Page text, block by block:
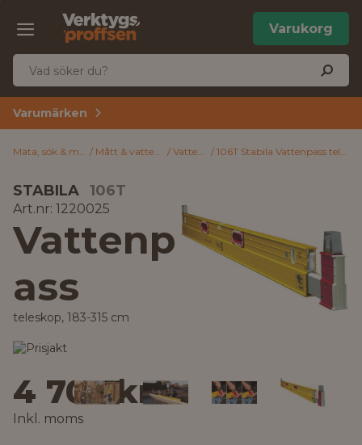
Varukorg
Varumärken
Mäta, sök & märk Mått & vattenpass Vattenpass 106T Stabila Vattenpass teleskop, 183-315 cm
STABILA 106T
Art.nr: 1220025
Vattenp
ass
teleskop, 183-315 cm
4 703 kr
Inkl. moms